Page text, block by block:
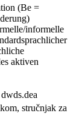
(Be =
informelle
aktiven
dwds.dea
stručnjak za